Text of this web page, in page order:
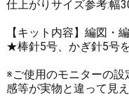
仕上がりサイズ参考:幅
【キット内容】編図
★棒針5号、かぎ針5号
※ご使用のモニターの
感等が実物と違って見